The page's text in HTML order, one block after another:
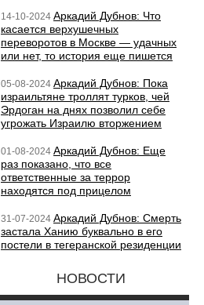
14-10-2024 Аркадий Дубнов: Что
касается верхушечных
переворотов в Москве — удачных
или нет, то история еще пишется
05-08-2024 Аркадий Дубнов: Пока
израильтяне троллят турков, чей
Эрдоган на днях позволил себе
угрожать Израилю вторжением
01-08-2024 Аркадий Дубнов: Еще
раз показано, что все
ответственные за террор
находятся под прицелом
31-07-2024 Аркадий Дубнов: Смерть
застала Ханию буквально в его
постели в тегеранской резиденции
НОВОСТИ